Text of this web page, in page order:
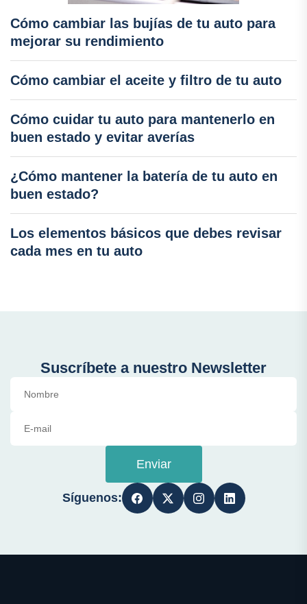
Cómo cambiar las bujías de tu auto para
mejorar su rendimiento
Cómo cambiar el aceite y filtro de tu auto
Cómo cuidar tu auto para mantenerlo en
buen estado y evitar averías
¿Cómo mantener la batería de tu auto en
buen estado?
Los elementos básicos que debes revisar
cada mes en tu auto
Suscríbete a nuestro Newsletter
Enviar
Síguenos: